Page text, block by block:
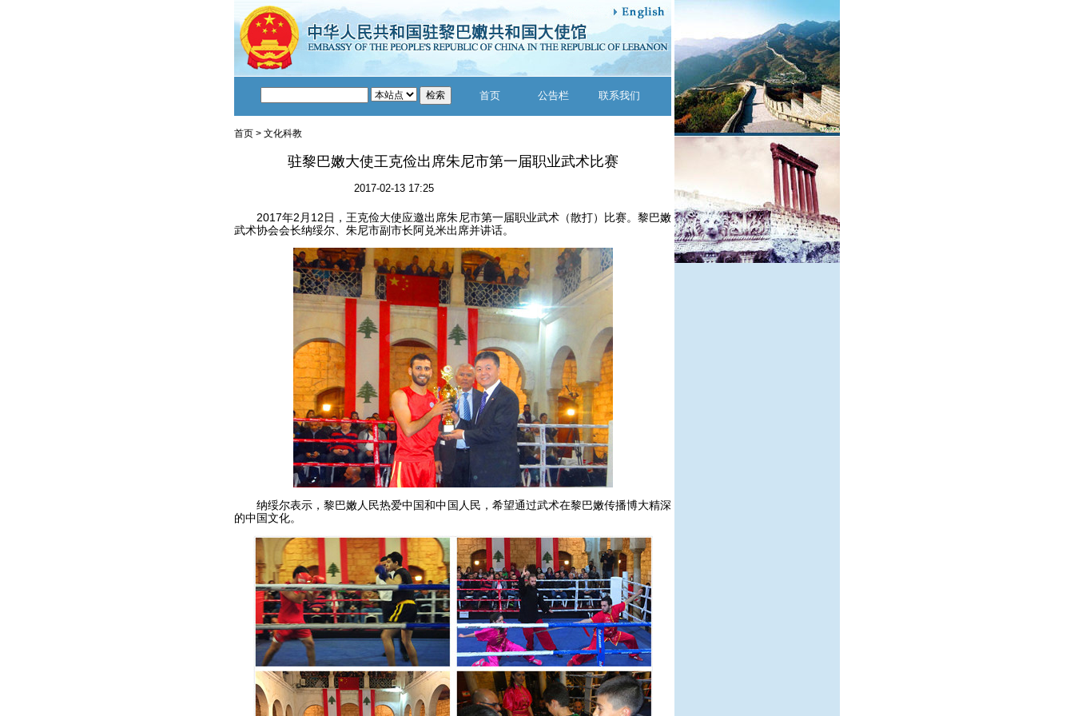
首页 公告栏 联系我们
首页 > 文化科教
驻黎巴嫩大使王克俭出席朱尼市第一届职业武术比赛
2017-02-13 17:25
2017年2月12日，王克俭大使应邀出席朱尼市第一届职业武术（散打）比赛。黎巴嫩
武术协会会长纳绥尔、朱尼市副市长阿兑米出席并讲话。
纳绥尔表示，黎巴嫩人民热爱中国和中国人民，希望通过武术在黎巴嫩传播博大精深
的中国文化。